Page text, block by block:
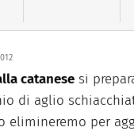
catanese si
di aglio
elimineremo per